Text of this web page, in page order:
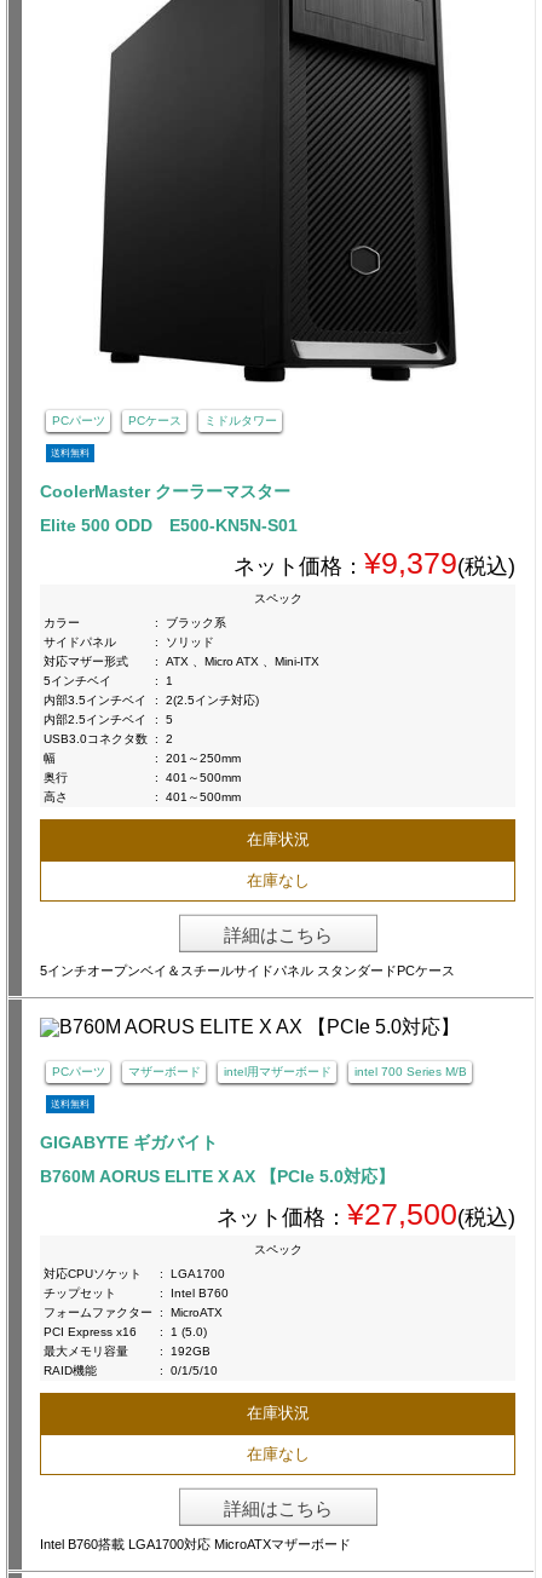
PCパーツ PCケース ミドルタワー
送料無料
CoolerMaster クーラーマスター
Elite 500 ODD E500-KN5N-S01
ネット価格： ¥9,379(税込)
スペック
カラー
:
ブラック系
サイドパネル
:
ソリッド
対応マザー形式
:
ATX 、Micro ATX 、Mini-ITX
5インチベイ
:
1
内部3.5インチベイ
:
2(2.5インチ対応)
内部2.5インチベイ
:
5
USB3.0コネクタ数 :
2
幅
:
201～250mm
奥行
:
401～500mm
高さ
: 401～500mm
在庫状況
在庫なし
詳細はこちら
5インチオープンベイ＆スチールサイドパネル スタンダードPCケース
PCパーツ マザーボード intel用マザーボード intel 700 Series M/B
送料無料
GIGABYTE ギガバイト
B760M AORUS ELITE X AX 【PCIe 5.0対応】
ネット価格： ¥27,500(税込)
スペック
対応CPUソケット
:
LGA1700
チップセット
:
Intel B760
フォームファクター
:
MicroATX
PCI Express x16
:
1 (5.0)
最大メモリ容量
:
192GB
RAID機能
: 0/1/5/10
在庫状況
在庫なし
詳細はこちら
Intel B760搭載 LGA1700対応 MicroATXマザーボード